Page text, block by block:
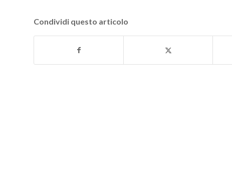
Condividi questo articolo